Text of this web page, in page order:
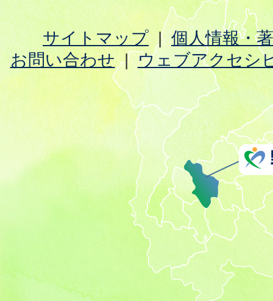
サイトマップ
個人情報・
お問い合わせ
ウェブアクセシ